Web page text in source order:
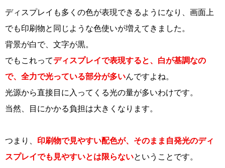
ディスプレイも多くの色が表現できるようになり、画面上
でも印刷物と同じような色使いが増えてきました。
背景が白で、文字が黒。
でもこれってディスプレイで表現すると、白が基調なの
で、全力で光っている部分が多いんですよね。
光源から直接目に入ってくる光の量が多いわけです。
当然、目にかかる負担は大きくなります。
つまり、 印刷物で見やすい配色が、そのまま自発光のディ
スプレイでも見やすいとは限らないということです。